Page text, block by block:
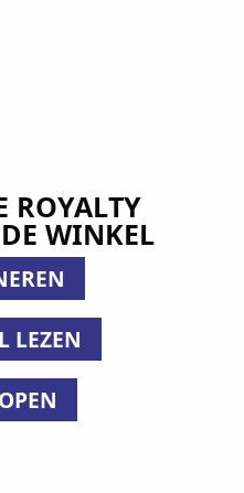
ROYALTY
WINKEL
LEZEN